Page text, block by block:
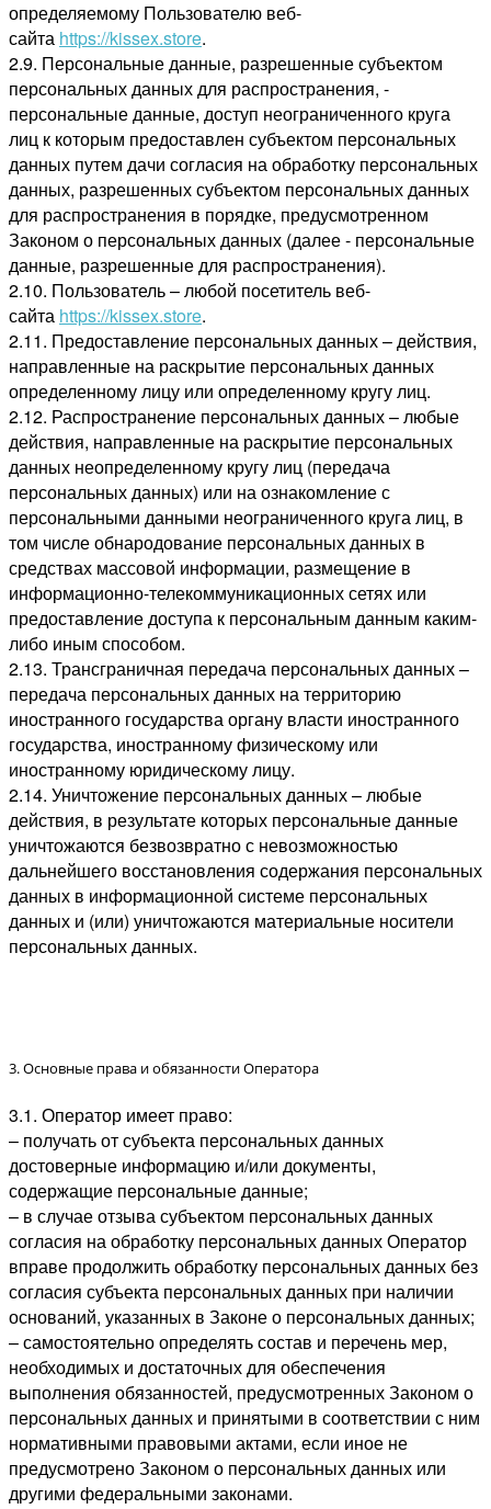
определяемому Пользователю веб-
сайта https://kissex.store.
2.9. Персональные данные, разрешенные субъектом
персональных данных для распространения, -
персональные данные, доступ неограниченного круга
лиц к которым предоставлен субъектом персональных
данных путем дачи согласия на обработку персональных
данных, разрешенных субъектом персональных данных
для распространения в порядке, предусмотренном
Законом о персональных данных (далее - персональные
данные, разрешенные для распространения).
2.10. Пользователь – любой посетитель веб-
сайта https://kissex.store.
2.11. Предоставление персональных данных – действия,
направленные на раскрытие персональных данных
определенному лицу или определенному кругу лиц.
2.12. Распространение персональных данных – любые
действия, направленные на раскрытие персональных
данных неопределенному кругу лиц (передача
персональных данных) или на ознакомление с
персональными данными неограниченного круга лиц, в
том числе обнародование персональных данных в
средствах массовой информации, размещение в
информационно-телекоммуникационных сетях или
предоставление доступа к персональным данным каким-
либо иным способом.
2.13. Трансграничная передача персональных данных –
передача персональных данных на территорию
иностранного государства органу власти иностранного
государства, иностранному физическому или
иностранному юридическому лицу.
2.14. Уничтожение персональных данных – любые
действия, в результате которых персональные данные
уничтожаются безвозвратно с невозможностью
дальнейшего восстановления содержания персональных
данных в информационной системе персональных
данных и (или) уничтожаются материальные носители
персональных данных.
3. Основные права и обязанности Оператора
3.1. Оператор имеет право:
– получать от субъекта персональных данных
достоверные информацию и/или документы,
содержащие персональные данные;
– в случае отзыва субъектом персональных данных
согласия на обработку персональных данных Оператор
вправе продолжить обработку персональных данных без
согласия субъекта персональных данных при наличии
оснований, указанных в Законе о персональных данных;
– самостоятельно определять состав и перечень мер,
необходимых и достаточных для обеспечения
выполнения обязанностей, предусмотренных Законом о
персональных данных и принятыми в соответствии с ним
нормативными правовыми актами, если иное не
предусмотрено Законом о персональных данных или
другими федеральными законами.